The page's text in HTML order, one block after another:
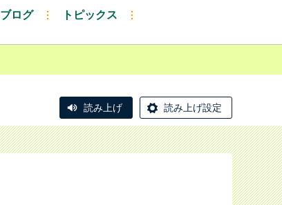
ブログ トピックス
読み上げ 読み上げ設定